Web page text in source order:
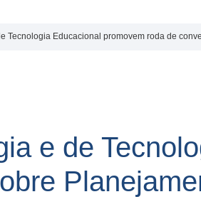
Tecnologia Educacional promovem roda de
e de